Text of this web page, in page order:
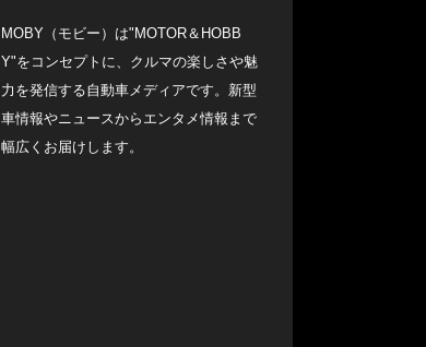
MOBY（モビー）は"MOTOR＆HOBB
Y"をコンセプトに、クルマの楽しさや魅
力を発信する自動車メディアです。新型
車情報やニュースからエンタメ情報まで
幅広くお届けします。